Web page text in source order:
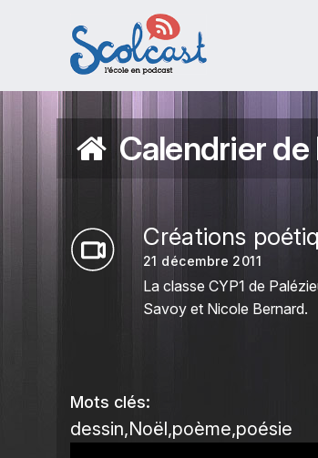
Aller au contenu principal
Calendrier de
Créations
21 décembre 2011
La classe CYP1 de
Savoy et Nicole Bernard.
Mots clés:
dessin Noël poème poésie